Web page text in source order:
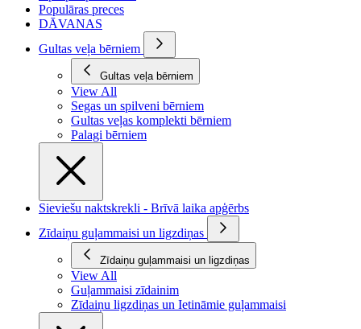
Populāras preces
DĀVANAS
Gultas veļa bērniem
Gultas veļa bērniem
View All
Segas un spilveni bērniem
Gultas veļas komplekti bērniem
Palagi bērniem
Sieviešu naktskrekli - Brīvā laika apģērbs
Zīdaiņu guļammaisi un ligzdiņas
Zīdaiņu guļammaisi un ligzdiņas
View All
Guļammaisi zīdainim
Zīdaiņu ligzdiņas un Ietināmie guļammaisi